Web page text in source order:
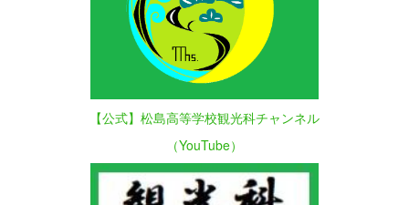
【公式】松島高等学校観光科チャンネル
（YouTube）